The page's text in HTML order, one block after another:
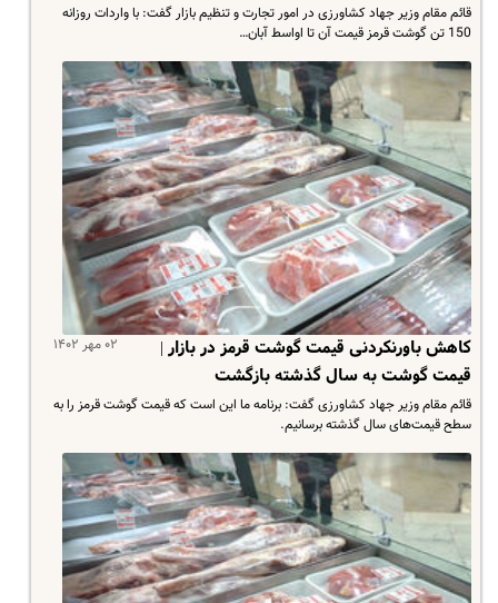
قائم مقام وزیر جهاد کشاورزی در امور تجارت و تنظیم بازار گفت: با واردات روزانه
150 تن گوشت قرمز قیمت آن تا اواسط آبان…
۰۲ مهر ۱۴۰۲
کاهش باورنکردنی قیمت گوشت قرمز در بازار |
قیمت گوشت به سال گذشته بازگشت
قائم مقام وزیر جهاد کشاورزی گفت: برنامه ما این است که قیمت گوشت قرمز را به
سطح قیمت‌های سال گذشته برسانیم.